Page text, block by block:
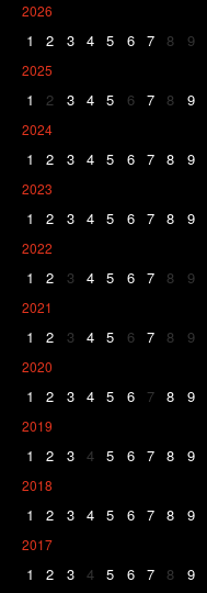
2026
1 2 3 4 5 6 7 8 9
2025
1 2 3 4 5 6 7 8 9
2024
1 2 3 4 5 6 7 8 9
2023
1 2 3 4 5 6 7 8 9
2022
1 2 3 4 5 6 7 8 9
2021
1 2 3 4 5 6 7 8 9
2020
1 2 3 4 5 6 7 8 9
2019
1 2 3 4 5 6 7 8 9
2018
1 2 3 4 5 6 7 8 9
2017
1 2 3 4 5 6 7 8 9